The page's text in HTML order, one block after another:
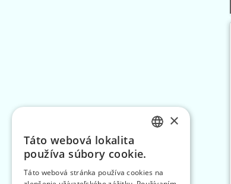
×
Táto webová lokalita
používa súbory cookie.
Táto webová stránka používa cookies na